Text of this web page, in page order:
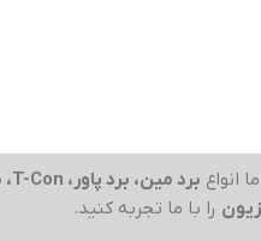
انواع برد مین، برد پاور، T-Con، بک‌لایت، فلت و پنل
را با ما تجربه کنید.